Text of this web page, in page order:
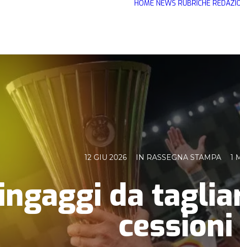
HOME NEWS RUBRICHE
12 GIU 2026 IN RASSEGNA STAMPA 1
da
cessioni